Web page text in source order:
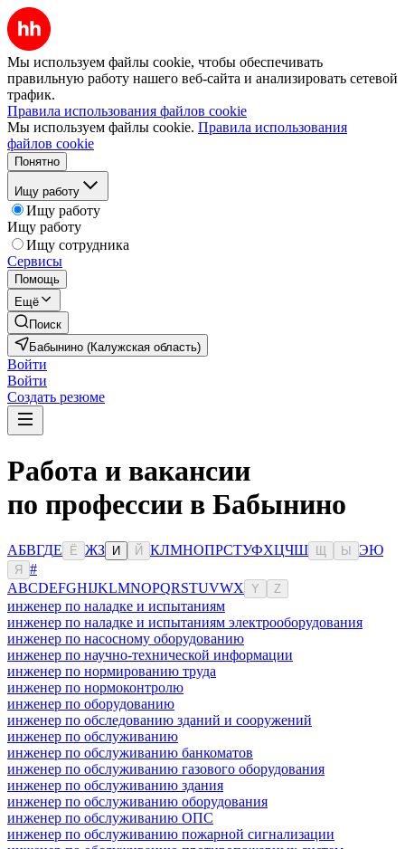
Мы используем файлы cookie, чтобы обеспечивать
правильную работу нашего веб-сайта и анализировать сетевой
трафик.
Правила использования файлов cookie
Мы используем файлы cookie. Правила использования
файлов cookie
Понятно
Ищу работу
Ищу работу
Ищу работу
Ищу сотрудника
Сервисы
Помощь
Ещё
Поиск
Бабынино (Калужская область)
Войти
Войти
Создать резюме
Работа и вакансии
по профессии в Бабынино
АБВГДЕ Ё ЖЗ И Й КЛМНОПРСТУФХЦЧШ Ы ЭЮ
Я
#
ABCDEFGHIJKLMNOPQRSTUVWX Y Z
инженер по наладке и испытаниям
инженер по наладке и испытаниям электрооборудования
инженер по насосному оборудованию
инженер по научно-технической информации
инженер по нормированию труда
инженер по нормоконтролю
инженер по оборудованию
инженер по обследованию зданий и сооружений
инженер по обслуживанию
инженер по обслуживанию банкоматов
инженер по обслуживанию газового оборудования
инженер по обслуживанию здания
инженер по обслуживанию оборудования
инженер по обслуживанию ОПС
инженер по обслуживанию пожарной сигнализации